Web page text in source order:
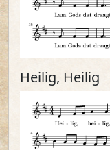
Heilig, Heilig